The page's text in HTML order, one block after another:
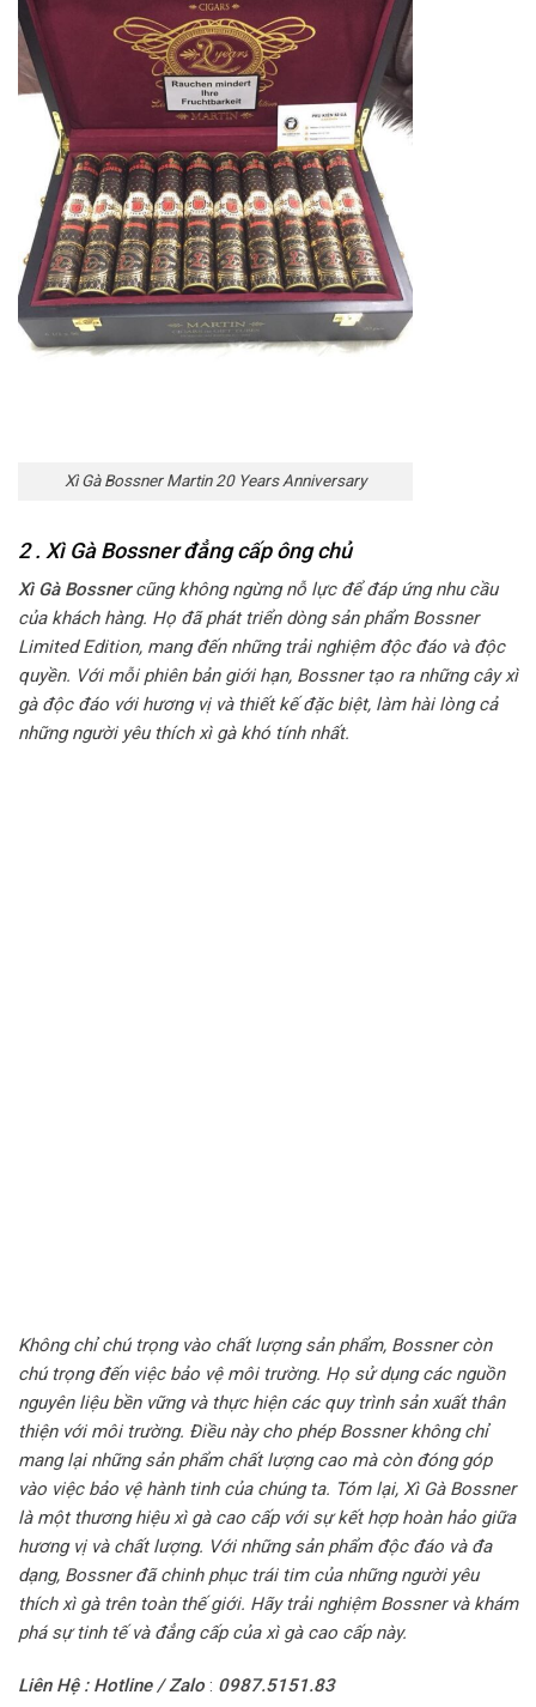
Xì Gà Bossner Martin 20 Years Anniversary
2 . Xì Gà Bossnerđẳng cấp ông chủ
Xì Gà Bossnercũng không ngừng nỗ lực để đáp ứng nhu cầu
của khách hàng. Họ đã phát triển dòng sản phẩm Bossner
Limited Edition, mang đến những trải nghiệm độc đáo và độc
quyền. Với mỗi phiên bản giới hạn, Bossner tạo ra những cây xì
gà độc đáo với hương vị và thiết kế đặc biệt, làm hài lòng cả
những người yêu thích xì gà khó tính nhất.
Không chỉ chú trọng vào chất lượng sản phẩm, Bossner còn
chú trọng đến việc bảo vệ môi trường. Họ sử dụng các nguồn
nguyên liệu bền vững và thực hiện các quy trình sản xuất thân
thiện với môi trường. Điều này cho phép Bossner không chỉ
mang lại những sản phẩm chất lượng cao mà còn đóng góp
vào việc bảo vệ hành tinh của chúng ta. Tóm lại, Xì Gà Bossner
là một thương hiệu xì gà cao cấp với sự kết hợp hoàn hảo giữa
hương vị và chất lượng. Với những sản phẩm độc đáo và đa
dạng, Bossner đã chinh phục trái tim của những người yêu
thích xì gà trên toàn thế giới. Hãy trải nghiệm Bossner và khám
phá sự tinh tế và đẳng cấp của xì gà cao cấp này.
Liên Hệ : Hotline / Zalo : 0987.5151.83